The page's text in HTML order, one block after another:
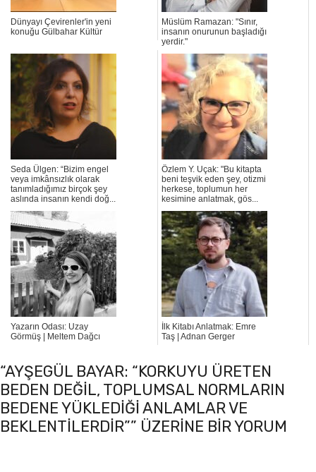
Dünyayı Çevirenler'in yeni
konuğu Gülbahar Kültür
Müslüm Ramazan: "Sınır,
insanın onurunun başladığı
yerdir."
Seda Ülgen: “Bizim engel
veya imkânsızlık olarak
tanımladığımız birçok şey
aslında insanın kendi doğ...
Özlem Y. Uçak: "Bu kitapta
beni teşvik eden şey, otizmi
herkese, toplumun her
kesimine anlatmak, gös...
Yazarın Odası: Uzay
Görmüş | Meltem Dağcı
İlk Kitabı Anlatmak: Emre
Taş | Adnan Gerger
“AYŞEGÜL BAYAR: “KORKUYU ÜRETEN
BEDEN DEĞIL, TOPLUMSAL NORMLARIN
BEDENE YÜKLEDIĞI ANLAMLAR VE
BEKLENTILERDIR”” ÜZERINE BIR YORUM